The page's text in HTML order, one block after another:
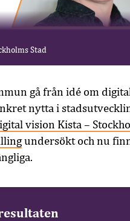
Stad
gå från idé om
nytta i
vision Kista –
undersökt och nu